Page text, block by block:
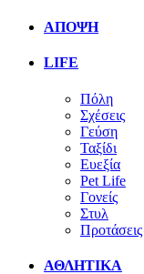
ΑΠΟΨΗ
LIFE
Πόλη
Σχέσεις
Γεύση
Ταξίδι
Ευεξία
Pet Life
Γονείς
Στυλ
Προτάσεις
ΑΘΛΗΤΙΚΑ